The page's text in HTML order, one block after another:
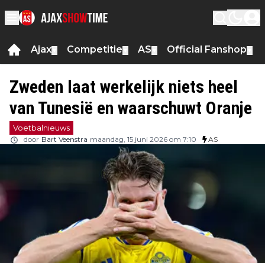
Ajax Competitie AS Official Fanshop
Zweden laat werkelijk niets heel
van Tunesië en waarschuwt Oranje
Voetbalnieuws
door Bart Veenstra maandag, 15 juni 2026 om 7:10 AS